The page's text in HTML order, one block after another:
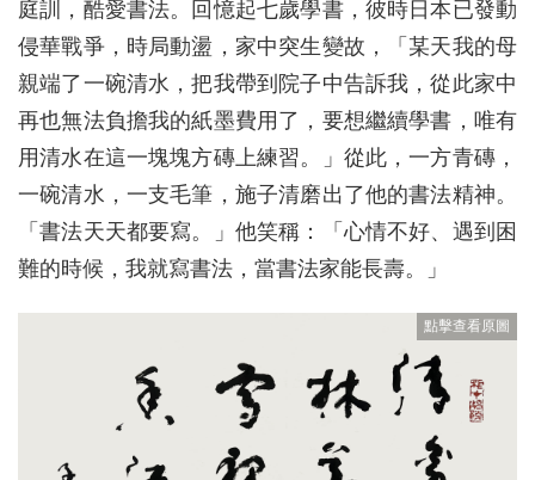
庭訓，酷愛書法。回憶起七歲學書，彼時日本已發動
侵華戰爭，時局動盪，家中突生變故，「某天我的母
親端了一碗清水，把我帶到院子中告訴我，從此家中
再也無法負擔我的紙墨費用了，要想繼續學書，唯有
用清水在這一塊塊方磚上練習。」從此，一方青磚，
一碗清水，一支毛筆，施子清磨出了他的書法精神。
「書法天天都要寫。」他笑稱：「心情不好、遇到困
難的時候，我就寫書法，當書法家能長壽。」